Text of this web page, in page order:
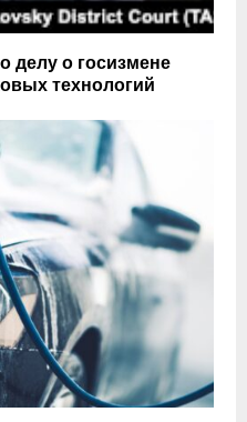
делу о госизмене
технологий